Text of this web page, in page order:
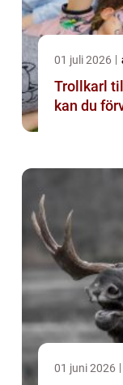
01 juli 2026
Trollkarl
kan du
01 juni 2026